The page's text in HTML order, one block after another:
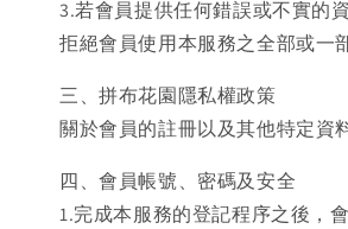
3.若會員提供任何錯誤或不實的
拒絕會員使用本服務之全部或一
三、拼布花園隱私權政策
關於會員的註冊以及其他特定資
四、會員帳號、密碼及安全
1.完成本服務的登記程序之後，